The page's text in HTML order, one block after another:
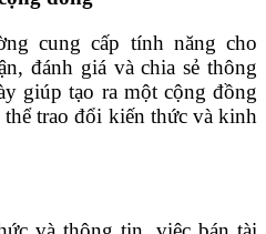
cung cấp tính năng cho
đánh giá và chia sẻ thông
giúp tạo ra một cộng đồng
trao đổi kiến thức và kinh